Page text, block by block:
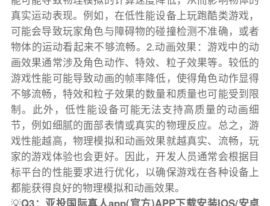
真实运动表现。例如，在低性能设备上玩跑酷类游戏，
可能会导致玩家角色与障碍物的碰撞检测不准确，或者
物体的运动看起来不够流畅。2.动画效果：游戏中的动
画效果通常涉及角色动作、特效、粒子效果等。较低的
游戏性能可能导致动画的帧率降低，使得角色动作显得
不够流畅，特效和粒子效果的数量和质量也可能受到限
制。此外，低性能设备可能无法支持高质量的动画细
节，例如细腻的面部表情或真实的物理反应。总之，游
戏性能越高，物理模拟和动画效果就越真实、流畅，玩
家的游戏体验也会更好。因此，开发人员通常会根据目
标平台的性能要求进行优化，以确保游戏在各种设备上
都能获得良好的物理模拟和动画效果。